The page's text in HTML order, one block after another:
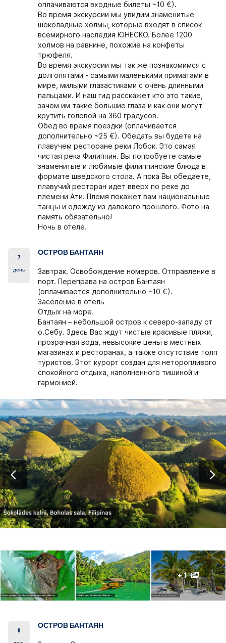
оплачиваются входные билеты ~10 €).
Во время экскурсии мы увидим знаменитые
шоколадные холмы, которые входят в список
всемирного наследия ЮНЕСКО. Более 1200
холмов на равнине, похожие на конфеты
трюфеля.
Во время экскурсии мы так же познакомимся с
долгопятами - самыми маленькими приматами в
мире, милыми глазастиками с очень длинными
пальцами. И наш гид расскажет кто это такие,
зачем им такие большие глаза и как они могут
крутить головой на 360 градусов.
Обед во время поездки (оплачивается
дополнительно ~25 €). Обедать вы будете на
плавучем ресторане реки Лобок. Это самая
чистая река Филиппин. Вы попробуете самые
знаменитые и любимые филиппинские блюда в
формате шведского стола. А пока Вы обедаете,
плавучий ресторан идет вверх по реке до
племени Ати. Племя покажет вам национальные
танцы и одежду из далекого прошлого. Фото на
память обязательно!
Ночь в отеле.
7
день
ОСТРОВ БАНТАЯН
Завтрак. Освобождение номеров. Отправление в
порт. Переправана остров Бантаян
(оплачивается дополнительно ~10 €).
Заселение в отель
Отдых на море.
Бантаян – небольшой остров к северо-западу от
о.Себу. Здесь Вас ждут чистые красивые пляжи,
прозрачная вода, невысокие цены в местных
магазинах и ресторанах, а также отсутствие толп
туристов. Этот курорт создан для неторопливого
спокойного отдыха, наполненного тишиной и
гармонией.
+ 1
8
ОСТРОВ БАНТАЯН